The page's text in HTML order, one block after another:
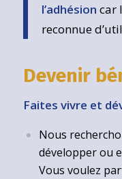
l’adhésion car
reconnue
Devenir
Faites vivre et
Nous
développer ou
Vous voulez